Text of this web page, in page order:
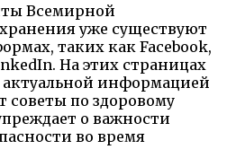
Всемирной
уже существуют
таких как Facebook,
На этих страницах
актуальной информацией
советы по здоровому
о важности
во время